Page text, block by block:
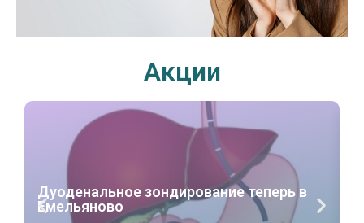
Акции
Дуоденальное зондирование теперь в
Емельяново